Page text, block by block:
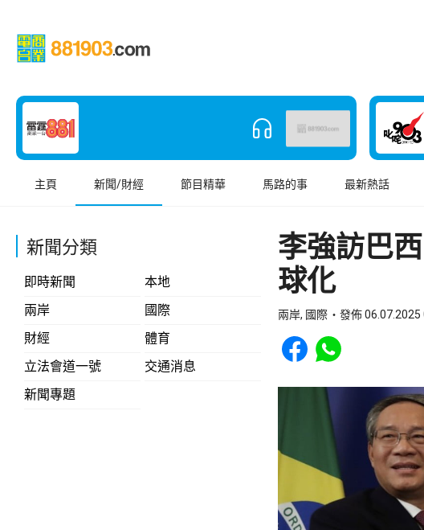
主頁 新聞/財經 節目精華 馬路的事 最新熱話
新聞分類
即時新聞
本地
兩岸
國際
財經
體育
立法會道一號
交通消息
新聞專題
李強訪巴
球化
兩岸, 國際 發佈 06.07.2025
Share to Facebook
Share to WhatsApp